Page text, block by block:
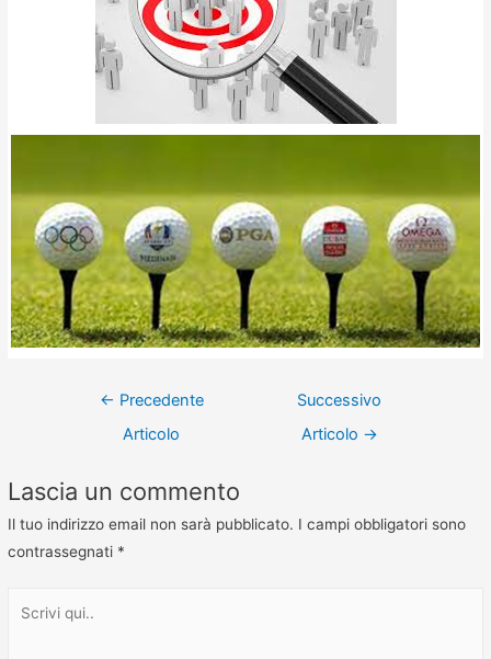
← Precedente
Articolo
Successivo
Articolo →
Lascia un commento
Il tuo indirizzo email non sarà pubblicato. I campi obbligatori sono
contrassegnati *